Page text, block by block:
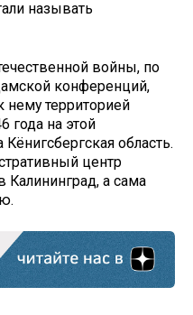
называть
войны, по
конференций,
нему территорией
года на этой
область.
центр
Калининград, а сама